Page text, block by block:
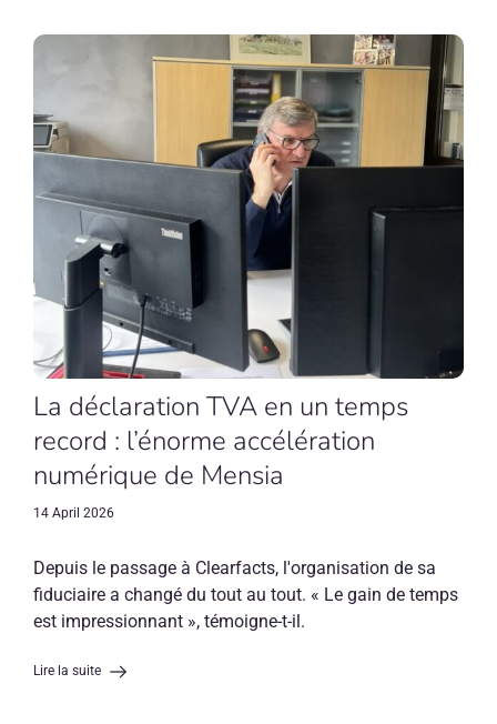
La déclaration TVA en un temps
record : l’énorme accélération
numérique de Mensia
14 April 2026
Depuis le passage à Clearfacts, l'organisation de sa
fiduciaire a changé du tout au tout. « Le gain de temps
est impressionnant », témoigne-t-il.
Lire la suite